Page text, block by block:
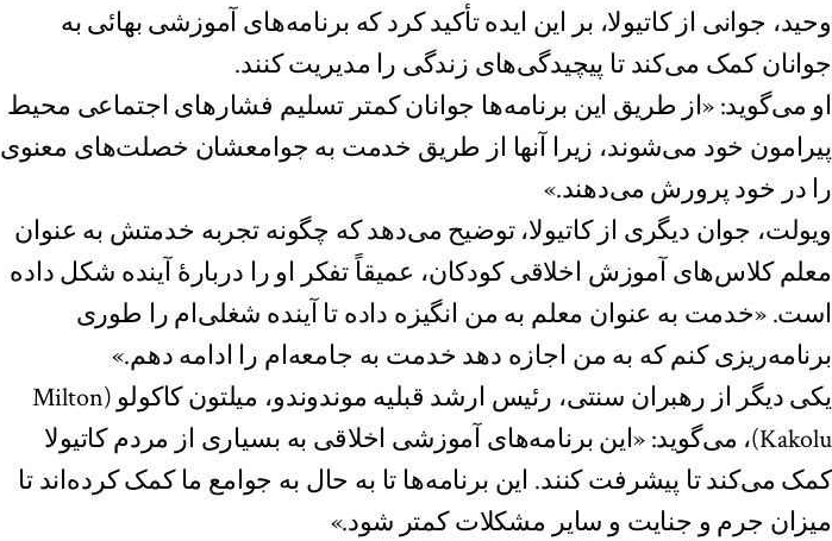
وحید، جوانی از کاتیولا، بر این ایده تأکید کرد که برنامه‌های آموزشی بهائی به
جوانان کمک می‌کند تا پیچیدگی‌های زندگی را مدیریت کنند.
او می‌گوید: «از طریق این برنامه‌ها جوانان کمتر تسلیم فشارهای اجتماعی محیط
پیرامون خود می‌شوند، زیرا آنها از طریق خدمت به جوامعشان خصلت‌های معنوی
را در خود پرورش می‌دهند.»
ویولت، جوان دیگری از کاتیولا، توضیح می‌دهد که چگونه تجربه خدمتش به عنوان
معلم کلاس‌های آموزش اخلاقی کودکان، عمیقاً تفکر او را دربارهٔ آینده شکل داده
است. «خدمت به عنوان معلم به من انگیزه داده تا آینده شغلی‌ام را طوری
برنامه‌ریزی کنم که به من اجازه دهد خدمت به جامعه‌ام را ادامه دهم.»
یکی دیگر از رهبران سنتی، رئیس ارشد قبلیه موندوندو، میلتون کاکولو (Milton
Kakolu)، می‌گوید: «این برنامه‌های آموزشی اخلاقی به بسیاری از مردم کاتیولا
کمک می‌کند تا پیشرفت کنند. این برنامه‌ها تا به حال به جوامع ما کمک کرده‌اند تا
میزان جرم و جنایت و سایر مشکلات کمتر شود.»